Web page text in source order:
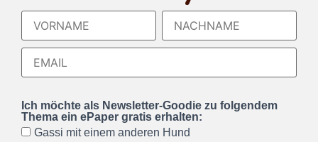
Ich möchte als Newsletter-Goodie zu folgendem
Thema ein ePaper gratis erhalten:
Gassi mit einem anderen Hund